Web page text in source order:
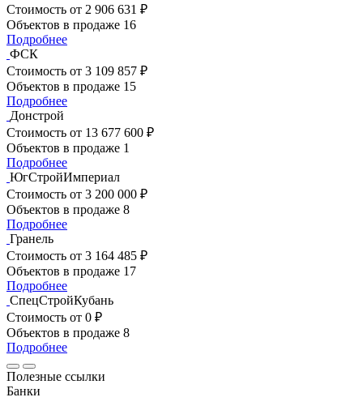
Стоимость от 2 906 631 ₽
Объектов в продаже 16
Подробнее
ФСК
Стоимость от 3 109 857 ₽
Объектов в продаже 15
Подробнее
Донстрой
Стоимость от 13 677 600 ₽
Объектов в продаже 1
Подробнее
ЮгСтройИмпериал
Стоимость от 3 200 000 ₽
Объектов в продаже 8
Подробнее
Гранель
Стоимость от 3 164 485 ₽
Объектов в продаже 17
Подробнее
СпецСтройКубань
Стоимость от 0 ₽
Объектов в продаже 8
Подробнее
Полезные ссылки
Банки